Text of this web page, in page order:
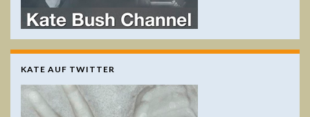
KATE AUF TWITTER